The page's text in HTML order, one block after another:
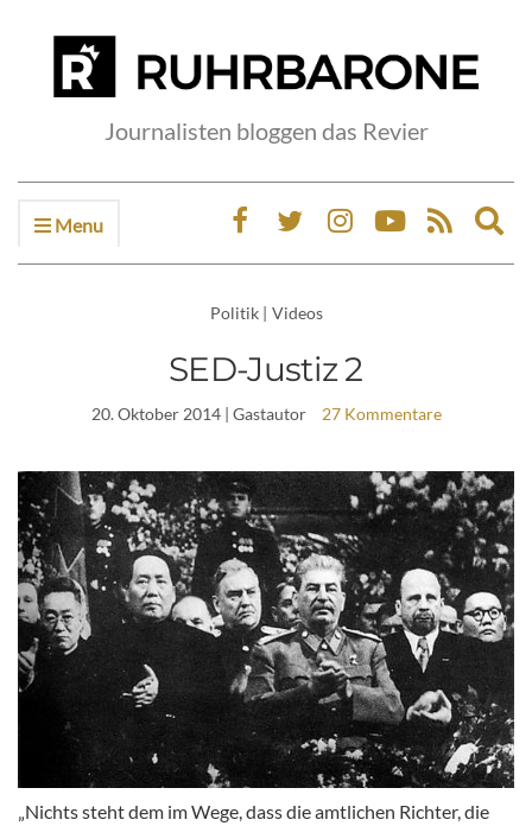
Journalisten bloggen das Revier
Menu
Politik | Videos
SED-Justiz 2
20. Oktober 2014| Gastautor 27 Kommentare
„Nichts steht dem im Wege, dass die amtlichen Richter, die